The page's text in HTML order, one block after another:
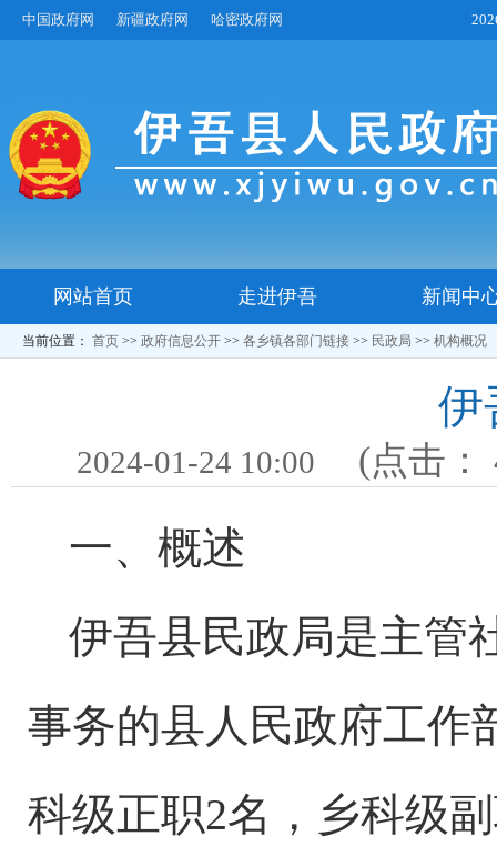
中国政府网 新疆政府网 哈密政府网
网站首页 走进伊吾 新闻中
当前位置： 首页 >> 政府信息公开 >> 各乡镇各部门链接 >> 民政局 >> 机构概况
伊
2024-01-24 10:00 (点击：
一、概述
伊吾县民政局是主管
事务的县人民政府工作
科级正职2名，乡科级